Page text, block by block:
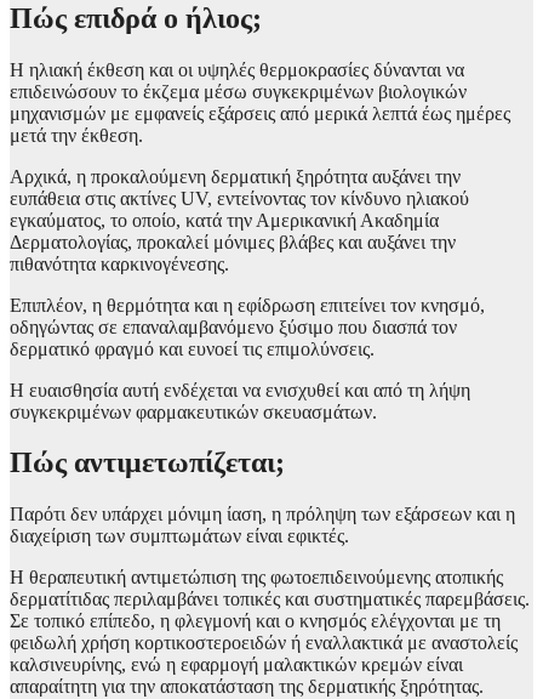
Πώς επιδρά ο ήλιος;
Η ηλιακή έκθεση και οι υψηλές θερμοκρασίες δύνανται να
επιδεινώσουν το έκζεμα μέσω συγκεκριμένων βιολογικών
μηχανισμών με εμφανείς εξάρσεις από μερικά λεπτά έως ημέρες
μετά την έκθεση.
Αρχικά, η προκαλούμενη δερματική ξηρότητα αυξάνει την
ευπάθεια στις ακτίνες UV, εντείνοντας τον κίνδυνο ηλιακού
εγκαύματος, το οποίο, κατά την Αμερικανική Ακαδημία
Δερματολογίας, προκαλεί μόνιμες βλάβες και αυξάνει την
πιθανότητα καρκινογένεσης.
Επιπλέον, η θερμότητα και η εφίδρωση επιτείνει τον κνησμό,
οδηγώντας σε επαναλαμβανόμενο ξύσιμο που διασπά τον
δερματικό φραγμό και ευνοεί τις επιμολύνσεις.
Η ευαισθησία αυτή ενδέχεται να ενισχυθεί και από τη λήψη
συγκεκριμένων φαρμακευτικών σκευασμάτων.
Πώς αντιμετωπίζεται;
Παρότι δεν υπάρχει μόνιμη ίαση, η πρόληψη των εξάρσεων και η
διαχείριση των συμπτωμάτων είναι εφικτές.
Η θεραπευτική αντιμετώπιση της φωτοεπιδεινούμενης ατοπικής
δερματίτιδας περιλαμβάνει τοπικές και συστηματικές παρεμβάσεις.
Σε τοπικό επίπεδο, η φλεγμονή και ο κνησμός ελέγχονται με τη
φειδωλή χρήση κορτικοστεροειδών ή εναλλακτικά με αναστολείς
καλσινευρίνης, ενώ η εφαρμογή μαλακτικών κρεμών είναι
απαραίτητη για την αποκατάσταση της δερματικής ξηρότητας.